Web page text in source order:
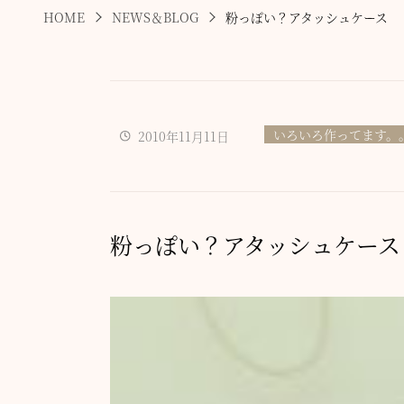
HOME NEWS＆BLOG 粉っぽい？アタッシュケース
2010年11月11日 いろいろ作ってます。
粉っぽい？アタッシュケース